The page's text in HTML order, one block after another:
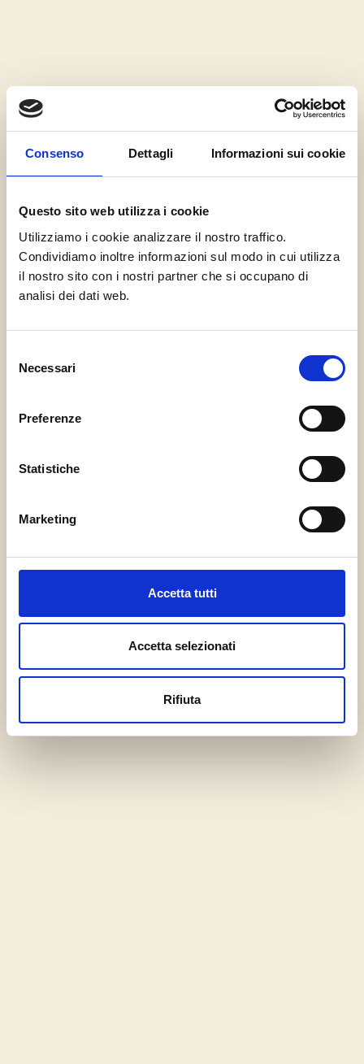
Consenso Dettagli Informazioni sui cookie
Questo sito web utilizza i cookie
Utilizziamo i cookie analizzare il nostro traffico.
Condividiamo inoltre informazioni sul modo in cui utilizza
il nostro sito con i nostri partner che si occupano di
analisi dei dati web.
delNecessari
Preferenze
Statistiche
Marketing
Accetta tutti
Accetta selezionati
Rifiuta